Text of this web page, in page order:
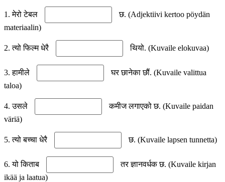
1. मेरो टेबल
छ. (Adjektiivi kertoo pöydän
materiaalin)
2. त्यो फिल्म धेरै थियो. (Kuvaile elokuvaa)
3. हामीले
घर छानेका छौं. (Kuvaile valittua
taloa)
4. उसले
कमीज लगाएको छ. (Kuvaile paidan
väriä)
5. त्यो बच्चा धेरै छ. (Kuvaile lapsen tunnetta)
6. यो किताब
तर ज्ञानवर्धक छ. (Kuvaile kirjan
ikää ja laatua)